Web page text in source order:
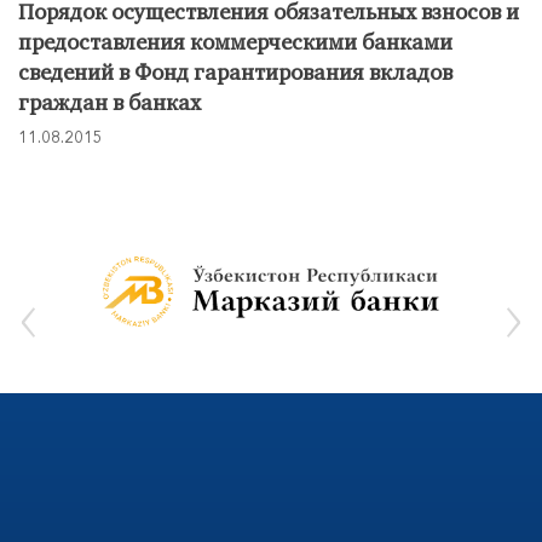
Порядок осуществления обязательных взносов и
предоставления коммерческими банками
сведений в Фонд гарантирования вкладов
граждан в банках
11.08.2015
‹ ›